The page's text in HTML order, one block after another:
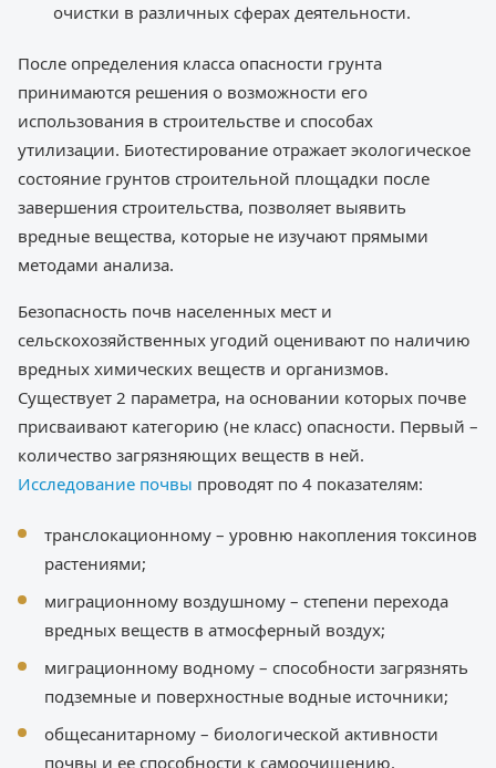
очистки в различных сферах деятельности.
После определения класса опасности грунта
принимаются решения о возможности его
использования в строительстве и способах
утилизации. Биотестирование отражает экологическое
состояние грунтов строительной площадки после
завершения строительства, позволяет выявить
вредные вещества, которые не изучают прямыми
методами анализа.
Безопасность почв населенных мест и
сельскохозяйственных угодий оценивают по наличию
вредных химических веществ и организмов.
Существует 2 параметра, на основании которых почве
присваивают категорию (не класс) опасности. Первый –
количество загрязняющих веществ в ней.
Исследование почвы проводят по 4 показателям:
транслокационному – уровню накопления токсинов
растениями;
миграционному воздушному – степени перехода
вредных веществ в атмосферный воздух;
миграционному водному – способности загрязнять
подземные и поверхностные водные источники;
общесанитарному – биологической активности
почвы и ее способности к самоочищению.